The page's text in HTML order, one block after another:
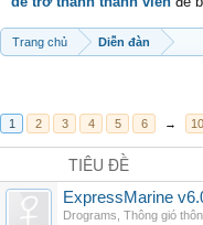
Trang chủ Diễn đàn
1 2 3 4 5 6 → 10
TIÊU ĐỀ
ExpressMarine
Drograms Thông gió